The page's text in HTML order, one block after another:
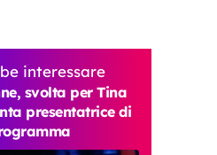
interessare
svolta per Tina
presentatrice di